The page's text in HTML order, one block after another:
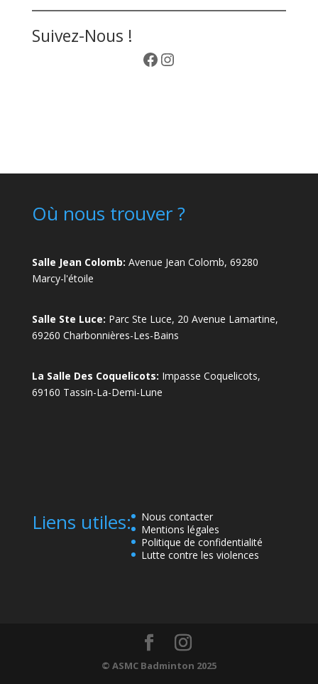
Suivez-Nous !
Facebook Instagram
Où nous trouver ?
Salle Jean Colomb: Avenue Jean Colomb, 69280
Marcy-l'étoile
Salle Ste Luce: Parc Ste Luce, 20 Avenue Lamartine,
69260 Charbonnières-Les-Bains
La Salle Des Coquelicots: Impasse Coquelicots,
69160 Tassin-La-Demi-Lune
Liens utiles:
Nous contacter
Mentions légales
Politique de confidentialité
Lutte contre les violences
© ASMC Badminton 2025